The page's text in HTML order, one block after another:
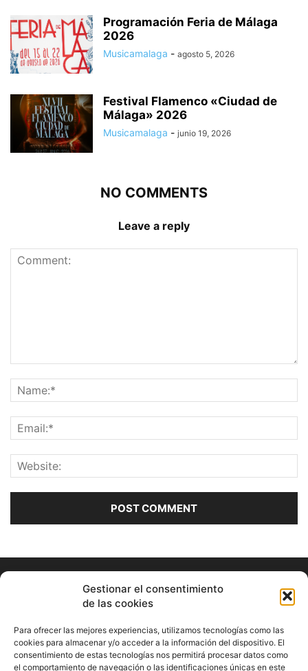
Gestionar el consentimiento
de las cookies
Para ofrecer las mejores experiencias, utilizamos tecnologías como las
cookies para almacenar y/o acceder a la información del dispositivo. El
consentimiento de estas tecnologías nos permitirá procesar datos como
el comportamiento de navegación o las identificaciones únicas en este
Programación Feria de Málaga
2026
Musicamalaga - agosto 5, 2026
Festival Flamenco «Ciudad de
Málaga» 2026
Musicamalaga - junio 19, 2026
NO COMMENTS
Leave a reply
ABOUT US